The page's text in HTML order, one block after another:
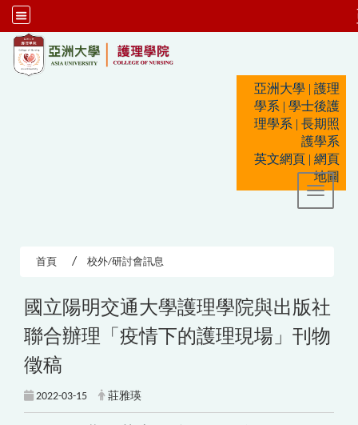
亞洲大學 | 護理
學系 | 學士後護
理學系 | 長期照
護學系
英文網頁 | 網頁
地圖
Toggle
首頁 校外/研討會訊息
國立陽明交通大學護理學院與出版社
聯合辦理「疫情下的護理現場」刊物
徵稿
2022-03-15 莊雅瑛